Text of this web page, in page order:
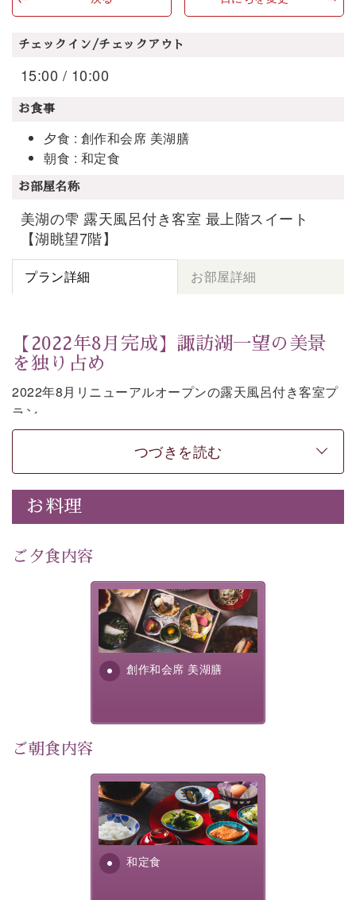
チェックイン/チェックアウト
15:00 / 10:00
お食事
夕食 : 創作和会席 美湖膳
朝食 : 和定食
お部屋名称
美湖の雫 露天風呂付き客室 最上階スイート
【湖眺望7階】
プラン詳細 お部屋詳細
【2022年8月完成】諏訪湖一望の美景
を独り占め
2022年8月リニューアルオープンの露天風呂付き客室プ
ラン。
お部屋の露天風呂で清らかな源泉に抱かれながら、眼下
に広がる諏訪湖を一望いただけます。
上質な装飾を施した和モダンのお部屋は段差がない等の
使いやすさにも配慮しました。
時の移り変わりとともに刻々と変わる諏訪湖を眺めなが
落防止ワイヤーを設置しております。
-----------【安心への取り組み】----------
個室料亭、貸切風呂のご利用が可能な上、 安心安全にご
滞在いただけるよう
30項目以上からなる独自の衛生・消毒プログラムの基、
■内容&特典■
・露天風呂付き客室のご利用
・朝夕個室料亭で個室食
・諏訪大社4社を巡る無料参拝バス（事前予約制）
・館内着をご用意
・就寝用パジャマをご用意
・環境に配慮したアメニティをご用意
つづきを読む
お料理
ご夕食内容
創作和会席 美湖膳
美湖膳とは諏訪の地で特別を
提供する為に料理長・神原 裕
明が考え出した創作和会席で
す。美しい諏訪湖の幸...
ご朝食内容
和定食
さっぱりとした和食膳に使わ
れる食材は、諏訪の名産品を
ふんだんに取り入れ、安心・
安全を心掛けた長野県産...